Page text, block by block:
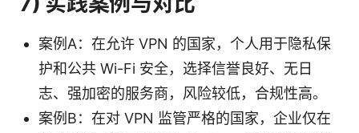
案例A：在允许 VPN 的国家，个人用于隐私保
护和公共 Wi-Fi 安全，选择信誉良好、无日
志、强加密的服务商，风险较低，合规性高。
案例B：在对 VPN 监管严格的国家，企业仅在